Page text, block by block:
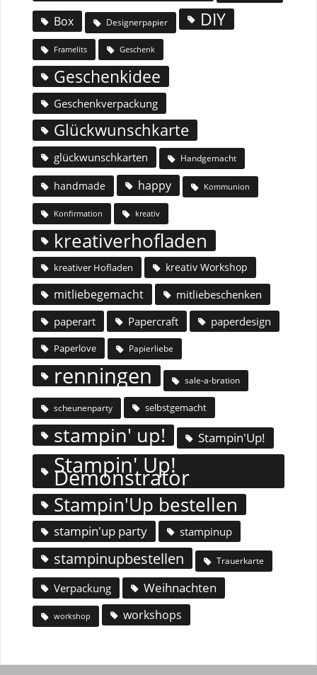
Box Designerpapier DIY
Framelits Geschenk
Geschenkidee
Geschenkverpackung
Glückwunschkarte
glückwunschkarten Handgemacht
handmade happy Kommunion
Konfirmation kreativ
kreativerhofladen
kreativer Hofladen kreativ Workshop
mitliebegemacht
mitliebeschenken
paperart
Papercraft paperdesign
Paperlove Papierliebe
renningen sale-a-bration
scheunenparty selbstgemacht
stampin' up! Stampin'Up!
Stampin' Up!
Demonstrator
Stampin'Up bestellen
stampin'up party stampinup
stampinupbestellen Trauerkarte
Verpackung Weihnachten
workshop workshops